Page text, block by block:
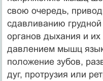
свою очередь,
сдавливанию
органов дыхания и
давлением мышц
положение зубов,
дуг, протрузия или